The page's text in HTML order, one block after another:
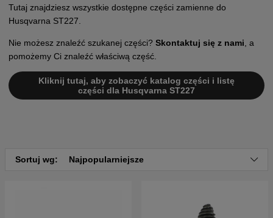
Tutaj znajdziesz wszystkie dostępne części zamienne do
Husqvarna ST227.
Nie możesz znaleźć szukanej części? Skontaktuj się z nami, a
pomożemy Ci znaleźć właściwą część.
Kliknij tutaj, aby zobaczyć katalog części i listę
części dla Husqvarna ST227
Sortuj wg: Najpopularniejsze